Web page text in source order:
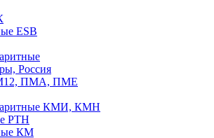
ESB
Россия
ПМА, ПМЕ
КМИ, КМН
РТН
КМ